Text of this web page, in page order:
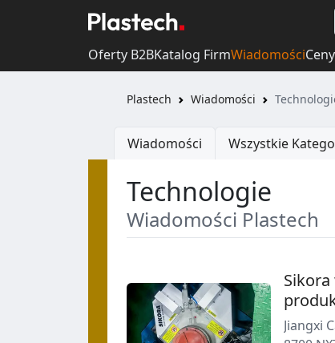
Oferty B2BKatalog FirmWiadomości
Plastech Wiadomości
Wiadomości Wszystkie
Technologie
Wiadomości Plastech
Jiangxi